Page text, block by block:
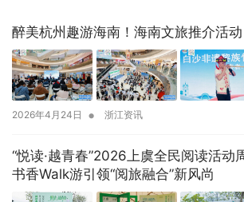
2026年4月24日 • 浙江资讯
“悦读·越青春”2026上虞全民阅读活动
书香Walk游引领“阅旅融合”新风尚